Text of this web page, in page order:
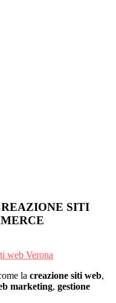
SITI
la creazione siti web,
marketing, gestione